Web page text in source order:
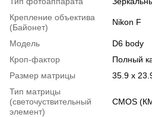
Крепление объектива
(Байонет)
Nikon F
Модель
D6 body
Кроп-фактор
Полный
Размер матрицы
35.9 x
Тип матрицы
(светочуствительный
элемент)
CMOS